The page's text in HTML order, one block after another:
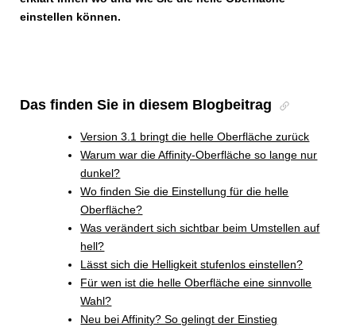
einstellen können.
Das finden Sie in diesem Blogbeitrag
Version 3.1 bringt die helle Oberfläche zurück
Warum war die Affinity-Oberfläche so lange nur
dunkel?
Wo finden Sie die Einstellung für die helle
Oberfläche?
Was verändert sich sichtbar beim Umstellen auf
hell?
Lässt sich die Helligkeit stufenlos einstellen?
Für wen ist die helle Oberfläche eine sinnvolle
Wahl?
Neu bei Affinity? So gelingt der Einstieg